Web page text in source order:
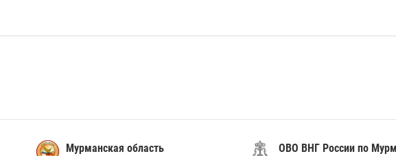
Мурманская область
ОВО ВНГ России по